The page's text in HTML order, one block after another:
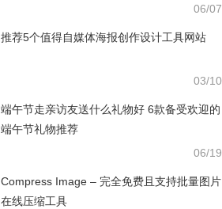
06/07
推荐5个值得自媒体海报创作设计工具网站
03/10
端午节走亲访友送什么礼物好 6款备受欢迎的
端午节礼物推荐
06/19
Compress Image – 完全免费且支持批量图片
在线压缩工具